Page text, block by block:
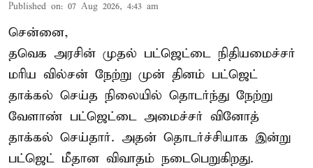
Published on: 07 Aug 2026, 4:43 am
சென்னை,
தவெக அரசின் முதல் பட்ஜெட்டை நிதியமைச்சர்
மரிய வில்சன் நேற்று முன் தினம் பட்ஜெட்
தாக்கல் செய்த நிலையில் தொடர்ந்து நேற்று
வேளாண் பட்ஜெட்டை அமைச்சர் வினோத்
தாக்கல் செய்தார். அதன் தொடர்ச்சியாக இன்று
பட்ஜெட் மீதான விவாதம் நடைபெறுகிறது.